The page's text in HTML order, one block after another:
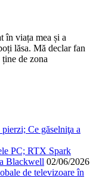
în viața mea și a
lăsa. Mă declar fan
de zona
Ce găselniţa a
PC; RTX Spark
Blackwell 02/06/2026
de televizoare în